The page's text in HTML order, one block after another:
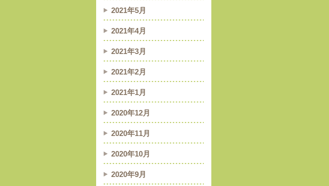
2021年5月
2021年4月
2021年3月
2021年2月
2021年1月
2020年12月
2020年11月
2020年10月
2020年9月